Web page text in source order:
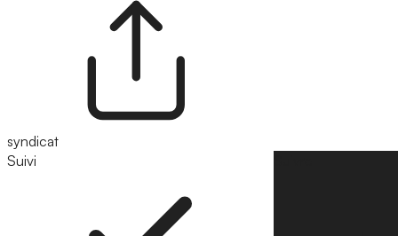
syndicat
Suivi